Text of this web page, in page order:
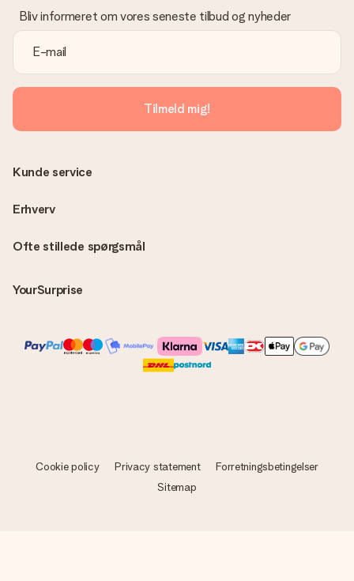
Bliv informeret om vores seneste tilbud og nyheder
Tilmeld mig!
Ofte stillede spørgsmål
YourSurprise
Kunde service
Erhverv
Cookie policy Privacy statement
Forretningsbetingelser
Sitemap